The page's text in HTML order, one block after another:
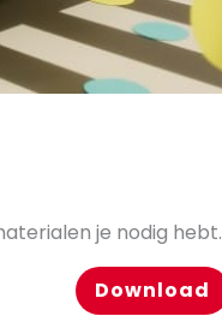
je nodig hebt.
Download